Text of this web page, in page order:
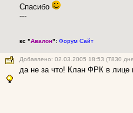
Спасибо
---
кс "Авалон": Форум Сайт
Добавлено: 02.03.2005 18:53 (7830
да не за что! Клан ФРК в лице